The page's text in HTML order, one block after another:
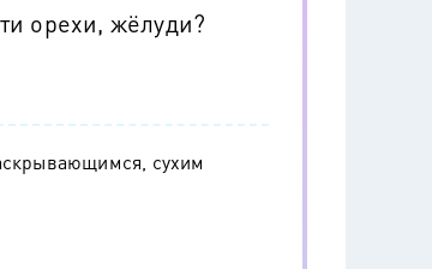
орехи, жёлуди?
сухим